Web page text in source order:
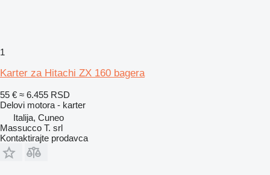
1
Karter za Hitachi ZX 160 bagera
55 € ≈ 6.455 RSD
Delovi motora - karter
Italija, Cuneo
Massucco T. srl
Kontaktirajte prodavca